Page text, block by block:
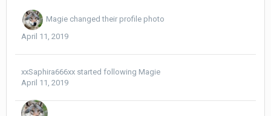
Magie changed their profile photo
April 11, 2019
xxSaphira666xx started following Magie
April 11, 2019